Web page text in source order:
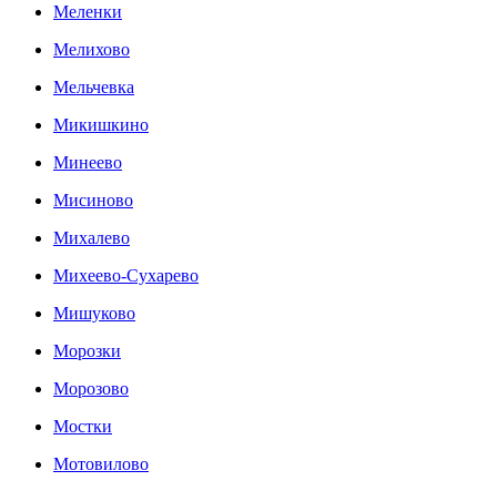
Меленки
Мелихово
Мельчевка
Микишкино
Минеево
Мисиново
Михалево
Михеево-Сухарево
Мишуково
Морозки
Морозово
Мостки
Мотовилово